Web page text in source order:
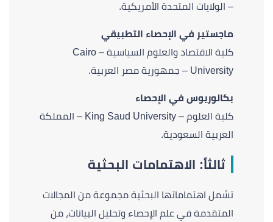
– الولايات المتحدة الأمريكية.
ماجستير في الإحصاء التطبيقي
كلية الاقتصاد والعلوم السياسية – Cairo
University – جمهورية مصر العربية.
بكالوريوس في الإحصاء
كلية العلوم – King Saud University – المملكة
العربية السعودية.
ثالثاً: الاهتمامات البحثية
تشمل اهتماماتها البحثية مجموعة من المجالات
المتقدمة في علم الإحصاء وتحليل البيانات، من